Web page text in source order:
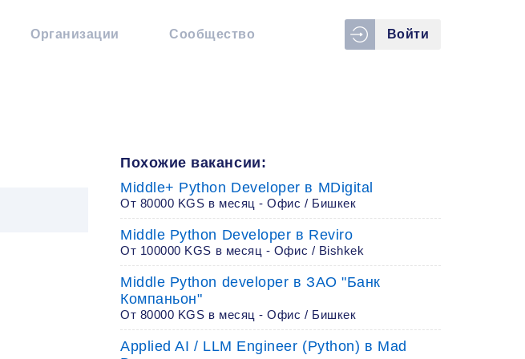
Организации Сообщество Войти
Похожие вакансии:
Middle+ Python Developer в MDigital
От 80000 KGS в месяц - Офис / Бишкек
Middle Python Developer в Reviro
От 100000 KGS в месяц - Офис / Bishkek
Middle Python developer в ЗАО "Банк
Компаньон"
От 80000 KGS в месяц - Офис / Бишкек
Applied AI / LLM Engineer (Python) в Mad